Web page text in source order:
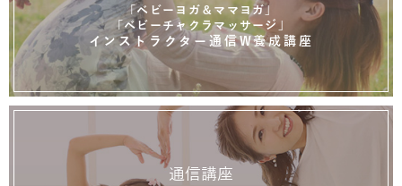
「ベビーヨガ＆ママヨガ」
「ベビーチャクラマッサージ」
インストラクター通信W養成講座
通信講座